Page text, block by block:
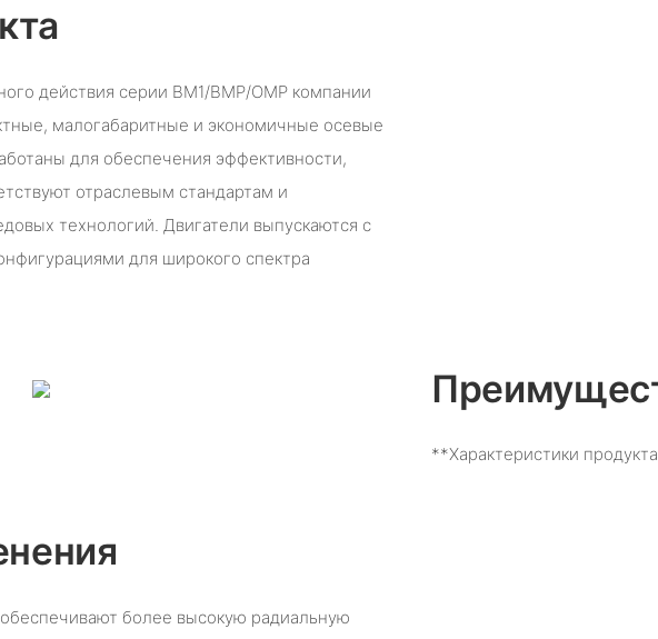
действия серии BM1/BMP/OMP компании
малогабаритные и экономичные осевые
для обеспечения эффективности,
отраслевым стандартам и
технологий. Двигатели выпускаются с
для широкого спектра
**Характеристики
более высокую радиальную